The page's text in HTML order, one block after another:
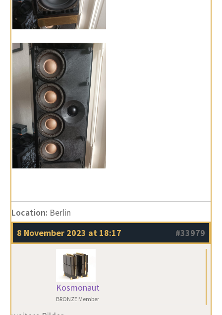
Location: Berlin
8 November 2023 at 18:17
#33979
Kosmonaut
BRONZE Member